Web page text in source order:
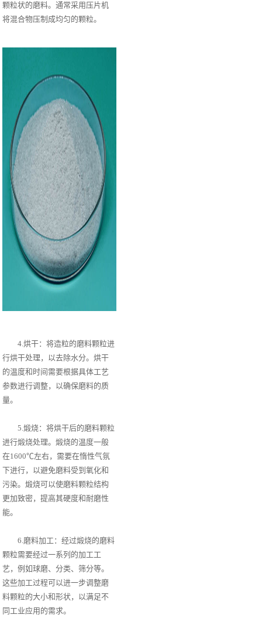
颗粒状的磨料。通常采用压片机
将混合物压制成均匀的颗粒。
4.烘干：将造粒的磨料颗粒进
行烘干处理，以去除水分。烘干
的温度和时间需要根据具体工艺
参数进行调整，以确保磨料的质
量。
5.煅烧：将烘干后的磨料颗粒
进行煅烧处理。煅烧的温度一般
在1600℃左右，需要在惰性气氛
下进行，以避免磨料受到氧化和
污染。煅烧可以使磨料颗粒结构
更加致密，提高其硬度和耐磨性
能。
6.磨料加工：经过煅烧的磨料
颗粒需要经过一系列的加工工
艺，例如球磨、分类、筛分等。
这些加工过程可以进一步调整磨
料颗粒的大小和形状，以满足不
同工业应用的需求。